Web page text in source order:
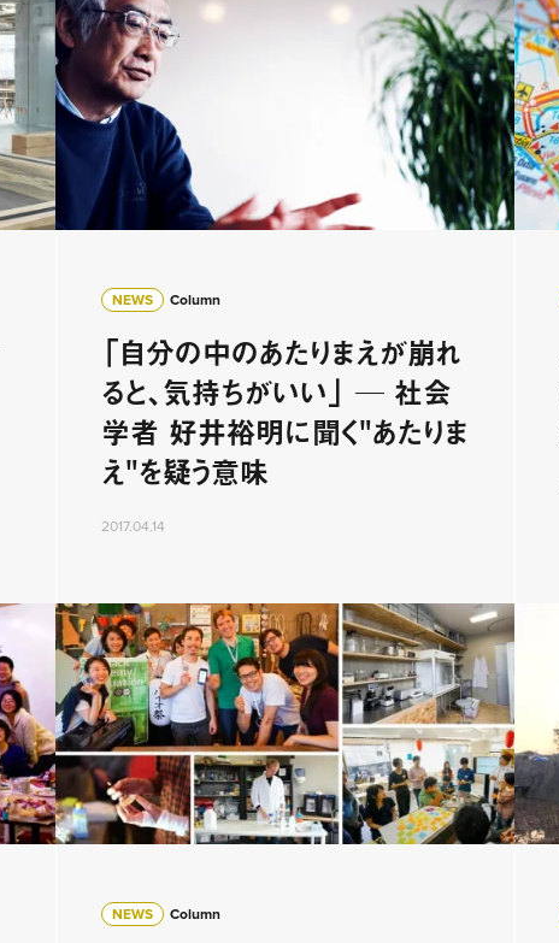
NEWS Column
「自分の中のあたりまえが崩れ
ると、気持ちがいい」 ─ 社会
学者 好井裕明に聞く"あたりま
え"を疑う意味
2017.04.14
NEWS Column